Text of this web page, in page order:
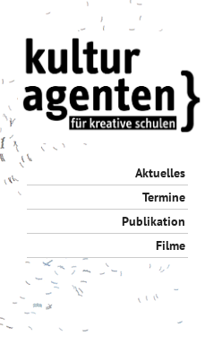
Aktuelles
Termine
Publikation
Filme